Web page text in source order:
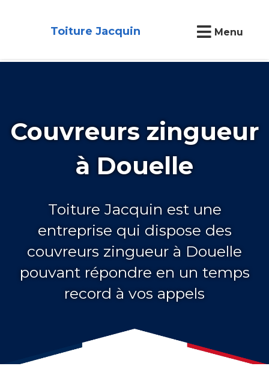
Toiture Jacquin Menu
Couvreurs zingueur
à Douelle
Toiture Jacquin est une
entreprise qui dispose des
couvreurs zingueur à Douelle
pouvant répondre en un temps
record à vos appels